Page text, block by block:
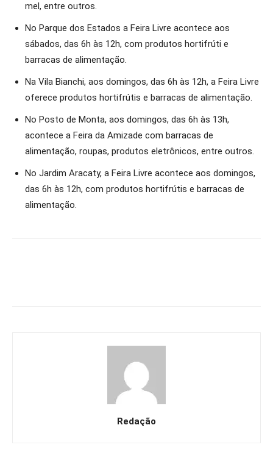
mel, entre outros.
No Parque dos Estados a Feira Livre acontece aos
sábados, das 6h às 12h, com produtos hortifrúti e
barracas de alimentação.
Na Vila Bianchi, aos domingos, das 6h às 12h, a Feira Livre
oferece produtos hortifrútis e barracas de alimentação.
No Posto de Monta, aos domingos, das 6h às 13h,
acontece a Feira da Amizade com barracas de
alimentação, roupas, produtos eletrônicos, entre outros.
No Jardim Aracaty, a Feira Livre acontece aos domingos,
das 6h às 12h, com produtos hortifrútis e barracas de
alimentação.
Redação